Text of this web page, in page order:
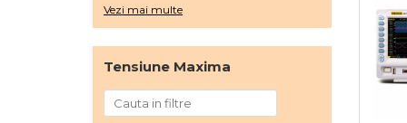
Vezi mai multe
Tensiune Maxima